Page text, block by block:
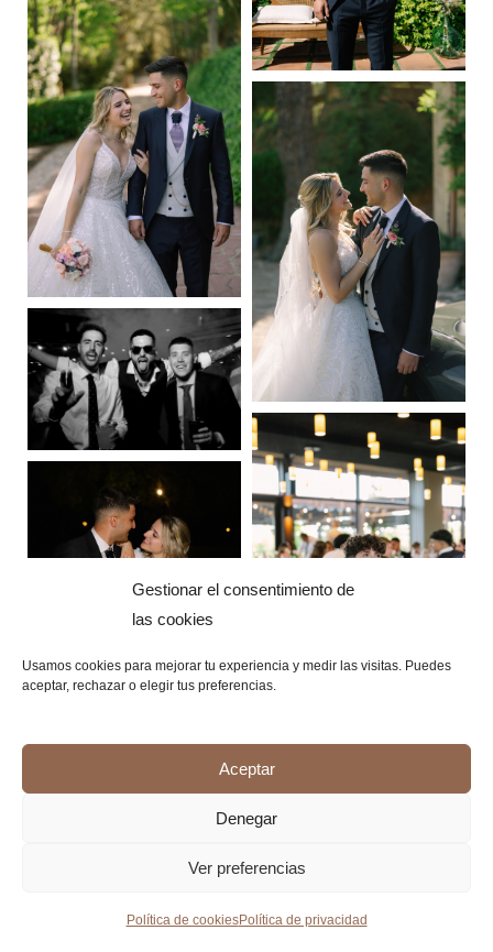
Gestionar el consentimiento de
las cookies
Usamos cookies para mejorar tu experiencia y medir las visitas. Puedes
aceptar, rechazar o elegir tus preferencias.
Aceptar
Denegar
Ver preferencias
Política de cookiesPolítica de privacidad